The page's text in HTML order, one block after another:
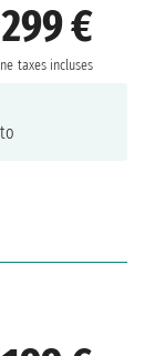
€
taxes incluses